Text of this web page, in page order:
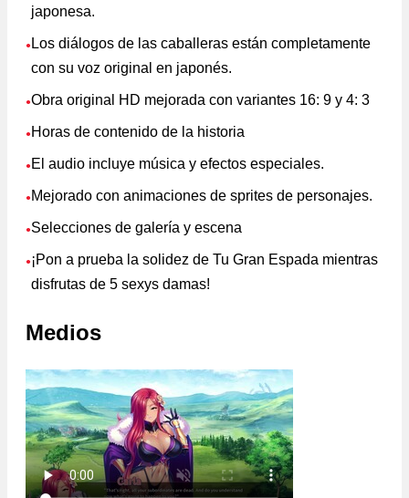
japonesa.
● Los diálogos de las caballeras están completamente
con su voz original en japonés.
●Obra original HD mejorada con variantes 16: 9 y 4: 3
● Horas de contenido de la historia
● El audio incluye música y efectos especiales.
● Mejorado con animaciones de sprites de personajes.
●Selecciones de galería y escena
● ¡Pon a prueba la solidez de Tu Gran Espada mientras
disfrutas de 5 sexys damas!
Medios